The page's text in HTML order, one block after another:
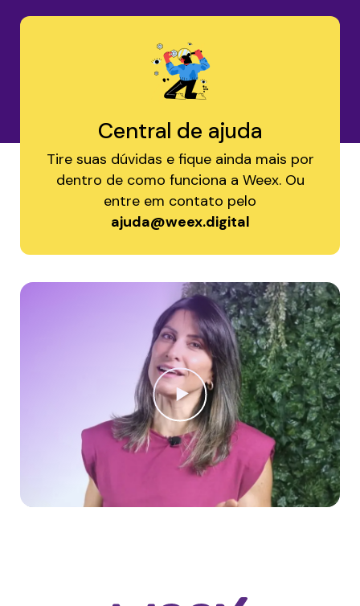
Central de ajuda
Tire suas dúvidas e fique ainda mais por
dentro de como funciona a Weex. Ou
entre em contato pelo
ajuda@weex.digital